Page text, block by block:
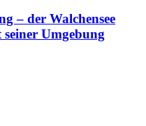
– der Walchensee
Umgebung